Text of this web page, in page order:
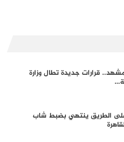
قرارات جديدة تطال وزارة
الطريق ينتهي بضبط شاب